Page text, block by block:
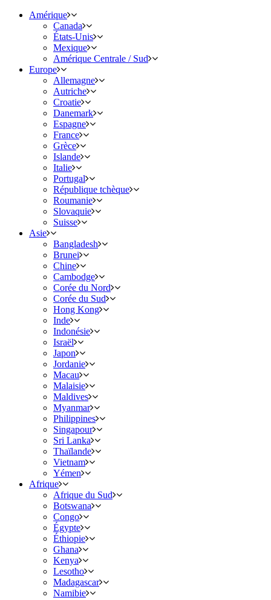
Amérique
Canada
États-Unis
Mexique
Amérique Centrale / Sud
Europe
Allemagne
Autriche
Croatie
Danemark
Espagne
France
Grèce
Islande
Italie
Portugal
République tchèque
Roumanie
Slovaquie
Suisse
Asie
Bangladesh
Brunei
Chine
Cambodge
Corée du Nord
Corée du Sud
Hong Kong
Inde
Indonésie
Israël
Japon
Jordanie
Macau
Malaisie
Maldives
Myanmar
Philippines
Singapour
Sri Lanka
Thaïlande
Vietnam
Yémen
Afrique
Afrique du Sud
Botswana
Congo
Égypte
Éthiopie
Ghana
Kenya
Lesotho
Madagascar
Namibie